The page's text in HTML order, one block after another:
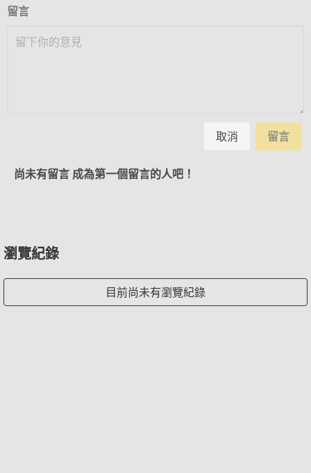
留言
取消 留言
尚未有留言 成為第一個留言的人吧！
瀏覽紀錄
目前尚未有瀏覽紀錄